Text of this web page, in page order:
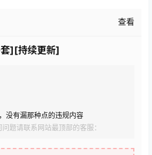
查看
][持续更新]
没有漏那种点的违规内容
题请联系网站最顶部的客服：